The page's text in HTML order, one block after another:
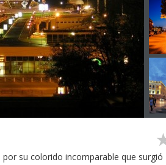
su colorido incomparable que surgió